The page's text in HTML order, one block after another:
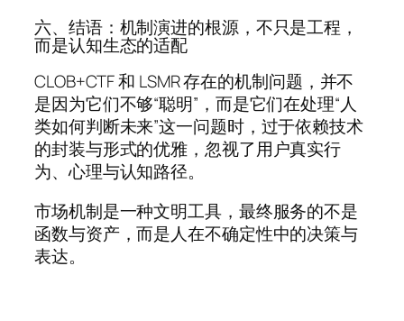
六、结语：机制演进的根源，不只是工程，
而是认知生态的适配
CLOB+CTF 和 LSMR 存在的机制问题，并不
是因为它们不够“聪明”，而是它们在处理“人
类如何判断未来”这一问题时，过于依赖技术
的封装与形式的优雅，忽视了用户真实行
为、心理与认知路径。
市场机制是一种文明工具，最终服务的不是
函数与资产，而是人在不确定性中的决策与
表达。